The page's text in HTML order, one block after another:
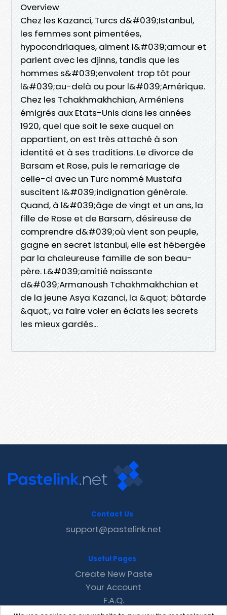
Overview
Chez les Kazanci, Turcs d&#039;Istanbul,
les femmes sont pimentées,
hypocondriaques, aiment l&#039;amour et
parlent avec les djinns, tandis que les
hommes s&#039;envolent trop tôt pour
l&#039;au-delà ou pour l&#039;Amérique.
Chez les Tchakhmakhchian, Arméniens
émigrés aux Etats-Unis dans les années
1920, quel que soit le sexe auquel on
appartient, on est très attaché à son
identité et à ses traditions. Le divorce de
Barsam et Rose, puis le remariage de
celle-ci avec un Turc nommé Mustafa
suscitent l&#039;indignation générale.
Quand, à l&#039;âge de vingt et un ans, la
fille de Rose et de Barsam, désireuse de
comprendre d&#039;où vient son peuple,
gagne en secret Istanbul, elle est hébergée
par la chaleureuse famille de son beau-
père. L&#039;amitié naissante
d&#039;Armanoush Tchakhmakhchian et
de la jeune Asya Kazanci, la &quot; bâtarde
&quot;, va faire voler en éclats les secrets
les mieux gardés...
Contact Us
support@pastelink.net
Useful Pages
Create New Paste
Your Account
F.A.Q.